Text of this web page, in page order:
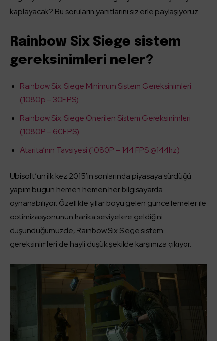
kaplayacak? Bu soruların yanıtlarını sizlerle paylaşıyoruz.
Rainbow Six Siege sistem
gereksinimleri neler?
Rainbow Six: Siege Minimum Sistem Gereksinimleri
(1080p – 30FPS)
Rainbow Six: Siege Önerilen Sistem Gereksinimleri
(1080P – 60FPS)
Atarita’nın Tavsiyesi (1080P – 144 FPS @144hz)
Ubisoft’un ilk kez 2015’in sonlarında piyasaya sürdüğü
yapım bugün hemen hemen her bilgisayarda
oynanabiliyor. Özellikle yıllar boyu gelen güncellemeler ile
optimizasyonunun harika seviyelere geldiğini
düşündüğümüzde, Rainbow Six Siege sistem
gereksinimleri de hayli düşük şekilde karşımıza çıkıyor.